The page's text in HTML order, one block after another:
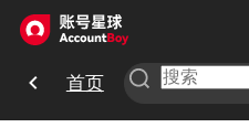
首页